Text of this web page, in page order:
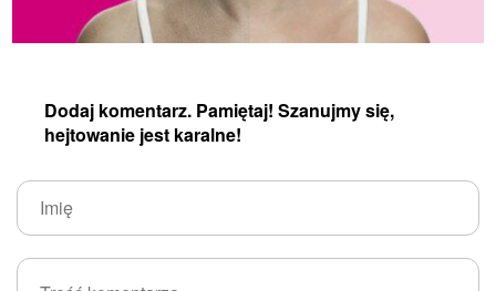
Dodaj komentarz. Pamiętaj! Szanujmy się,
hejtowanie jest karalne!